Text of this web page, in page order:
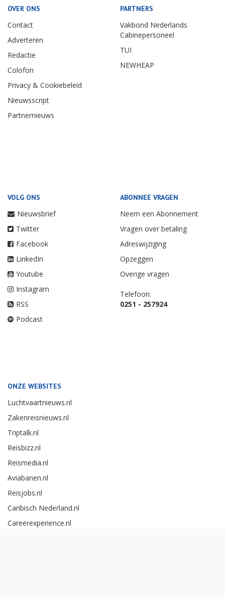
OVER ONS
Contact
Adverteren
Redactie
Colofon
Privacy & Cookiebeleid
Nieuwsscript
Partnernieuws
PARTNERS
Vakbond Nederlands
Cabinepersoneel
TUI
NEWHEAP
VOLG ONS
Nieuwsbrief
Twitter
Facebook
LinkedIn
Youtube
Instagram
RSS
Podcast
ABONNEE VRAGEN
Neem een Abonnement
Vragen over betaling
Adreswijziging
Opzeggen
Overige vragen
Telefoon:
0251 - 257924
ONZE WEBSITES
Luchtvaartnieuws.nl
Zakenreisnieuws.nl
Triptalk.nl
Reisbizz.nl
Reismedia.nl
Aviabanen.nl
Reisjobs.nl
Caribisch Nederland.nl
Careerexperience.nl